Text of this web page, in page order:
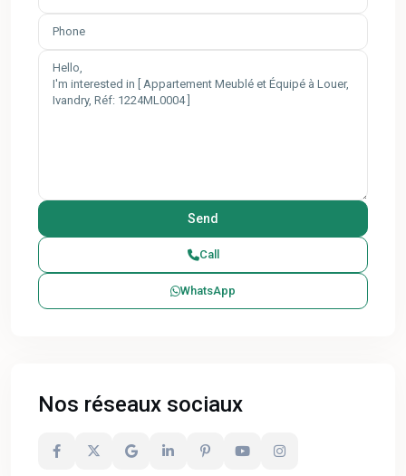
Call
WhatsApp
Nos réseaux sociaux